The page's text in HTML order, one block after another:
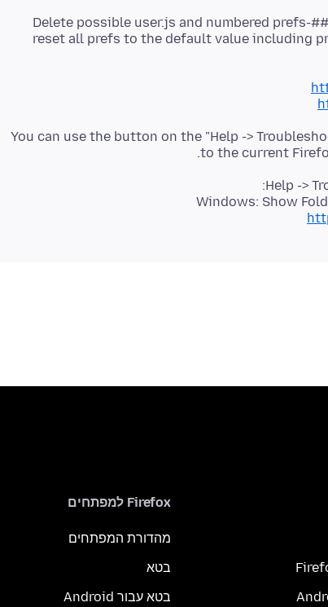
Delete possible user.js and numbered prefs-
reset all prefs to the default value including
You can use the button on the "Help ->
to the current
Help ->
Windows: Show
Firefox למפתחים
מהדורת המפתחים
בטא
בטא עבור Android